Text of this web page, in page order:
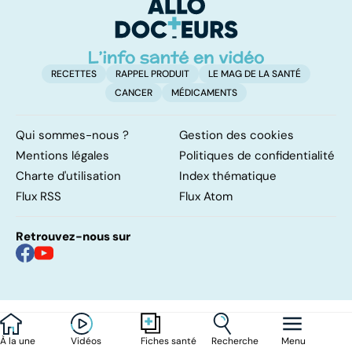
À la une Vidéos Fiches santé Recherche Menu
RECETTES RAPPEL PRODUIT
LE MAG DE LA SANTÉ
CANCER
MÉDICAMENTS
Qui sommes-nous ?
Gestion des cookies
Mentions légales
Politiques de confidentialité
Charte d'utilisation
Index thématique
Flux RSS
Flux Atom
Retrouvez-nous sur